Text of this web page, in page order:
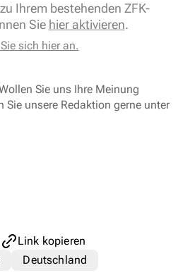
Ihrem bestehenden ZFK-
Sie hier aktivieren.
sich hier an.
Sie uns Ihre Meinung
unsere Redaktion gerne unter
Link kopieren
Deutschland